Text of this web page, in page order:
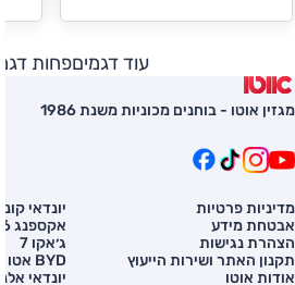
עוד דגמיםפחות
מגזין אוטו - בוחנים מכוניות משנת 1986
מדיניות פרטיות
אבטחת מידע
הצהרת נגישות
תקנון האתר ושירות הייעוץ
אודות אוטו
יונדאי קונה
אקספנג G6
ג׳אקו 7
BYD אטו 3
יונדאי